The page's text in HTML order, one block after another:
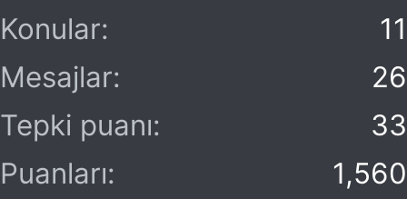
Konular
11
Mesajlar
26
Tepki puanı
33
Puanları
1,560